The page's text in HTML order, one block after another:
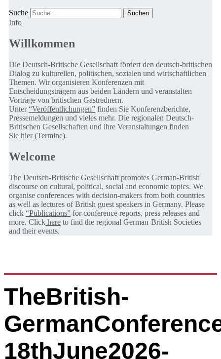
Suche
Info
Willkommen
Die Deutsch-Britische Gesellschaft fördert den deutsch-britischen
Dialog zu kulturellen, politischen, sozialen und wirtschaftlichen
Themen. Wir organisieren Konferenzen mit
Entscheidungsträgern aus beiden Ländern und veranstalten
Vorträge von britischen Gastrednern.
Unter“Veröffentlichungen” finden Sie Konferenzberichte,
Pressemeldungen und vieles mehr. Die regionalen Deutsch-
Britischen Gesellschaften und ihre Veranstaltungen finden
Sie hier (Termine).
Welcome
The Deutsch-Britische Gesellschaft promotes German-British
discourse on cultural, political, social and economic topics. We
organise conferences with decision-makers from both countries
as well as lectures of British guest speakers in Germany. Please
click “Publications” for conference reports, press releases and
more. Click here to find the regional German-British Societies
and their events.
TheBritish-
18thJune2026-